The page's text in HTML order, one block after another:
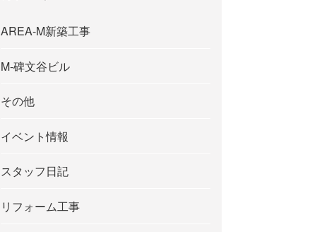
AREA-M新築工事
M-碑文谷ビル
その他
イベント情報
スタッフ日記
リフォーム工事